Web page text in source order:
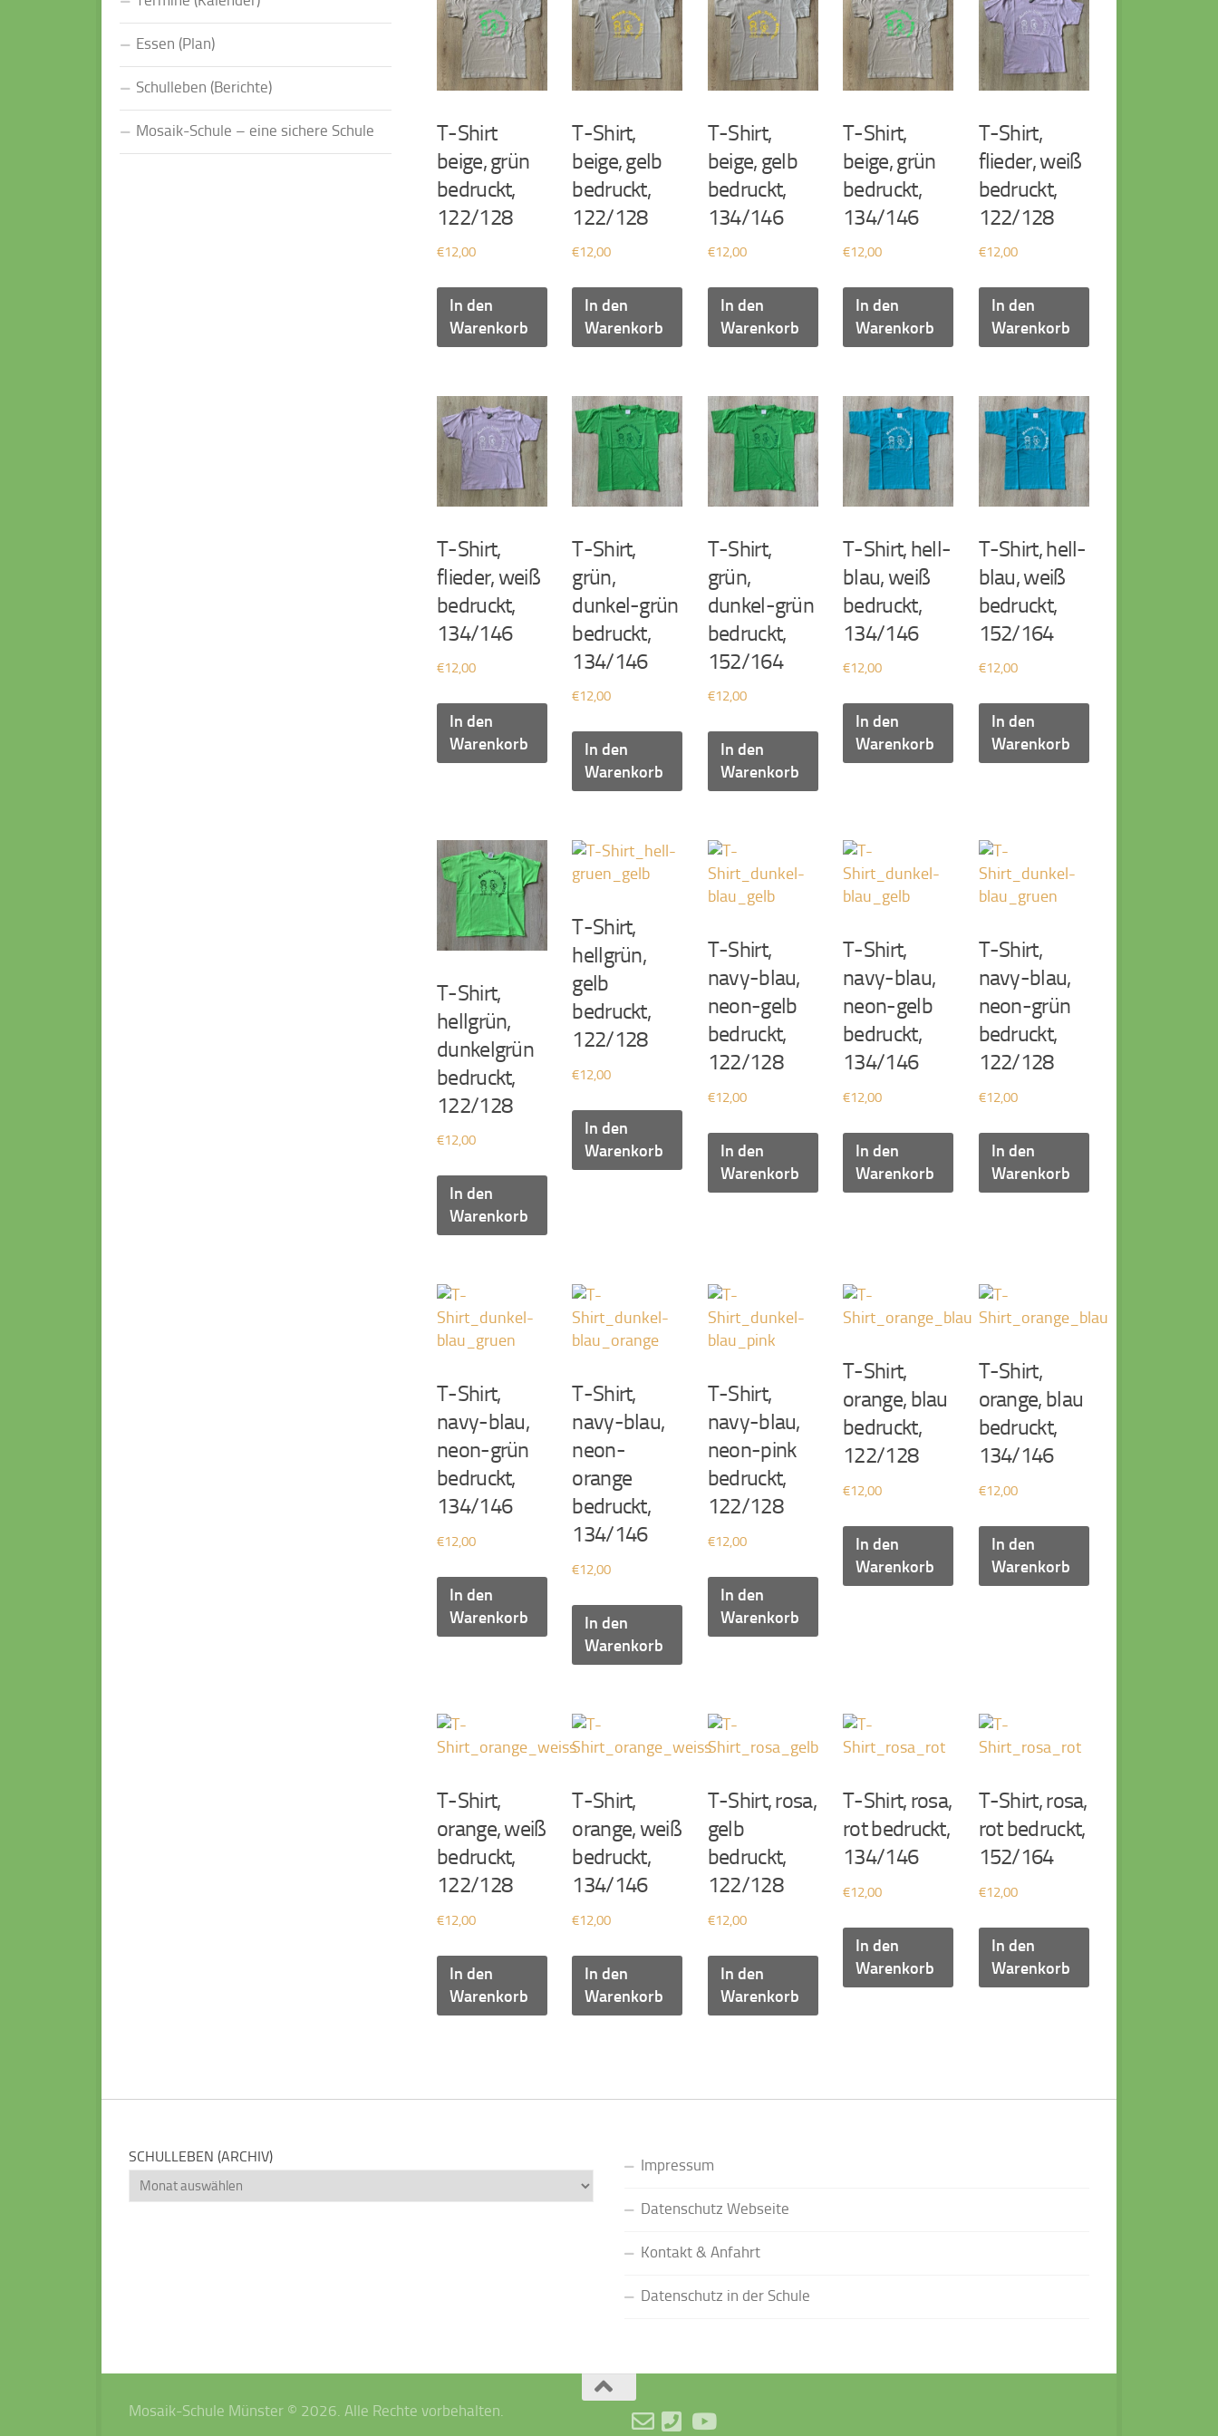
T-Shirt
beige, grün
bedruckt,
122/128
€12,00
In den
Warenkorb
T-Shirt,
beige, gelb
bedruckt,
122/128
€12,00
In den
Warenkorb
T-Shirt,
beige, gelb
bedruckt,
134/146
€12,00
In den
Warenkorb
T-Shirt,
beige, grün
bedruckt,
134/146
€12,00
In den
Warenkorb
T-Shirt,
flieder, weiß
bedruckt,
122/128
€12,00
In den
Warenkorb
T-Shirt,
flieder, weiß
bedruckt,
134/146
€12,00
In den
Warenkorb
T-Shirt,
grün,
dunkel-grün
bedruckt,
134/146
€12,00
In den
Warenkorb
T-Shirt,
grün,
dunkel-grün
bedruckt,
152/164
€12,00
In den
Warenkorb
T-Shirt, hell-
blau, weiß
bedruckt,
134/146
€12,00
In den
Warenkorb
T-Shirt, hell-
blau, weiß
bedruckt,
152/164
€12,00
In den
Warenkorb
T-Shirt,
hellgrün,
dunkelgrün
bedruckt,
122/128
€12,00
In den
Warenkorb
T-Shirt,
hellgrün,
gelb
bedruckt,
122/128
€12,00
In den
Warenkorb
T-Shirt,
navy-blau,
neon-gelb
bedruckt,
122/128
€12,00
In den
Warenkorb
T-Shirt,
navy-blau,
neon-gelb
bedruckt,
134/146
€12,00
In den
Warenkorb
T-Shirt,
navy-blau,
neon-grün
bedruckt,
122/128
€12,00
In den
Warenkorb
T-Shirt,
navy-blau,
neon-grün
bedruckt,
134/146
€12,00
In den
Warenkorb
T-Shirt,
navy-blau,
neon-
orange
bedruckt,
134/146
€12,00
In den
Warenkorb
T-Shirt,
navy-blau,
neon-pink
bedruckt,
122/128
€12,00
In den
Warenkorb
T-Shirt,
orange, blau
bedruckt,
122/128
€12,00
In den
Warenkorb
T-Shirt,
orange, blau
bedruckt,
134/146
€12,00
In den
Warenkorb
T-Shirt,
orange, weiß
bedruckt,
122/128
€12,00
In den
Warenkorb
T-Shirt,
orange, weiß
bedruckt,
134/146
€12,00
In den
Warenkorb
T-Shirt, rosa,
gelb
bedruckt,
122/128
€12,00
In den
Warenkorb
T-Shirt, rosa,
rot bedruckt,
134/146
€12,00
In den
Warenkorb
T-Shirt, rosa,
rot bedruckt,
152/164
€12,00
In den
Warenkorb
Essen (Plan)
Schulleben (Berichte)
Mosaik-Schule – eine sichere Schule
SCHULLEBEN (ARCHIV)
Schulleben
(Archiv)
Impressum
Datenschutz Webseite
Kontakt & Anfahrt
Datenschutz in der Schule
Mosaik-Schule Münster © 2026. Alle Rechte vorbehalten.